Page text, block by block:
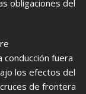
obligaciones del
fuera
los efectos del
de frontera